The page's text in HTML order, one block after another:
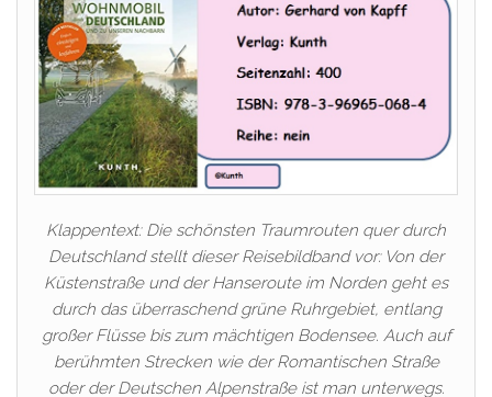
Klappentext: Die schönsten Traumrouten quer durch
Deutschland stellt dieser Reisebildband vor: Von der
Küstenstraße und der Hanseroute im Norden geht es
durch das überraschend grüne Ruhrgebiet, entlang
großer Flüsse bis zum mächtigen Bodensee. Auch auf
berühmten Strecken wie der Romantischen Straße
oder der Deutschen Alpenstraße ist man unterwegs.